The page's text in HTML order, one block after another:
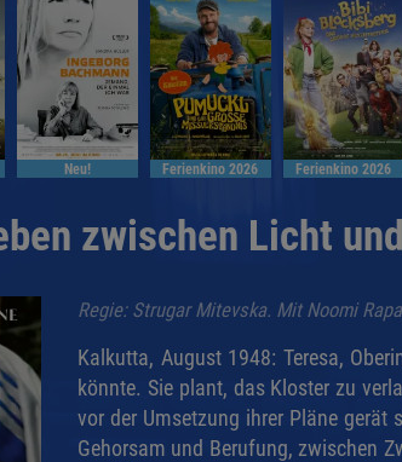
Neu! Ferienkino 2026 Ferienkino 2026
zwischen Licht
Regie: Strugar Mitevska. Mit Noomi
Kalkutta, August 1948: Teresa,
könnte. Sie plant, das Kloster zu
vor der Umsetzung ihrer Pläne gerät
Gehorsam und Berufung, zwischen